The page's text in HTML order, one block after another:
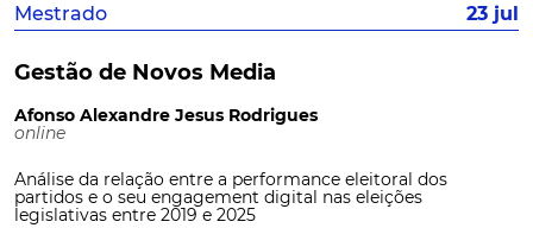
Mestrado 23 jul
Gestão de Novos Media
Afonso Alexandre Jesus Rodrigues
online
Análise da relação entre a performance eleitoral dos
partidos e o seu engagement digital nas eleições
legislativas entre 2019 e 2025